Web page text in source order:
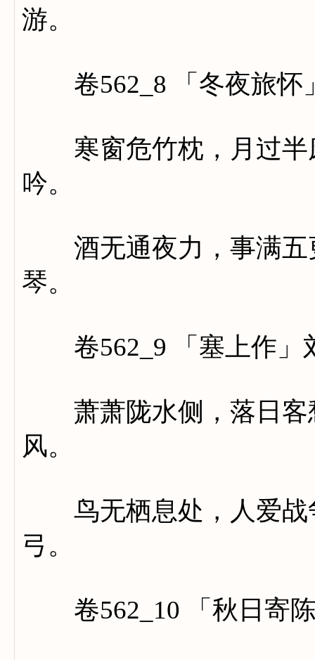
游。
卷562_8 「冬夜旅怀
寒窗危竹枕，月过半
吟。
酒无通夜力，事满五
琴。
卷562_9 「塞上作」
萧萧陇水侧，落日客
风。
鸟无栖息处，人爱战
弓。
卷562_10 「秋日寄陈